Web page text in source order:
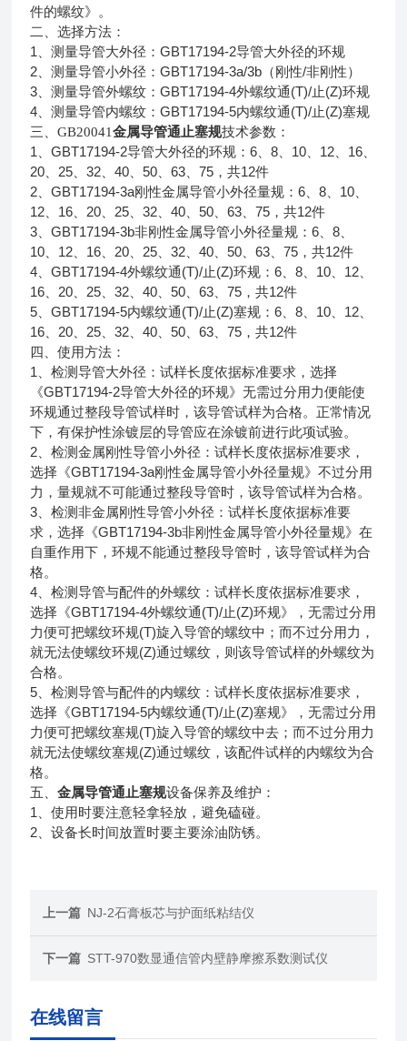
件的螺纹》。
二、选择方法：
1 、测量导管大外径：GBT17194-2导管大外径的环规
2 、测量导管小外径：GBT17194-3a/3b （刚性/非刚性）
3 、测量导管外螺纹：GBT17194-4外螺纹通(T)/止(Z)环规
4 、测量导管内螺纹：GBT17194-5内螺纹通(T)/止(Z)塞规
三、GB20041金属导管通止塞规技术参数：
1 、GBT17194-2导管大外径的环规：6 、8 10 12 16
20 25 、32 、40 、50 、63 、75 ，共12件
2 、GBT17194-3a刚性金属导管小外径量规：6 、8 10
12 16 20 25 、32 、40 、50 、63 、75 ，共12件
3 、GBT17194-3b非刚性金属导管小外径量规：6 、8
10 12 16 20 25 、32 、40 、50 、63 、75 ，共12件
4 、GBT17194-4外螺纹通(T)/止(Z)环规：6 、8 10 12
16 20 25 、32 、40 、50 、63 、75 ，共12件
5 、GBT17194-5内螺纹通(T)/止(Z)塞规：6 、8 10 12
16 20 25 、32 、40 、50 、63 、75 ，共12件
四、使用方法：
1 、检测导管大外径：试样长度依据标准要求，选择
《GBT17194-2导管大外径的环规》无需过分用力便能使
环规通过整段导管试样时，该导管试样为合格。正常情况
下，有保护性涂镀层的导管应在涂镀前进行此项试验。
2 、检测金属刚性导管小外径：试样长度依据标准要求，
选择《GBT17194-3a刚性金属导管小外径量规》不过分用
力，量规就不可能通过整段导管时，该导管试样为合格。
3 、检测非金属刚性导管小外径：试样长度依据标准要
求，选择《GBT17194-3b非刚性金属导管小外径量规》在
自重作用下，环规不能通过整段导管时，该导管试样为合
格。
4 、检测导管与配件的外螺纹：试样长度依据标准要求，
选择《GBT17194-4外螺纹通(T)/止(Z)环规》，无需过分用
力便可把螺纹环规(T)旋入导管的螺纹中；而不过分用力，
就无法使螺纹环规(Z)通过螺纹，则该导管试样的外螺纹为
合格。
5 、检测导管与配件的内螺纹：试样长度依据标准要求，
选择《GBT17194-5内螺纹通(T)/止(Z)塞规》，无需过分用
力便可把螺纹塞规(T)旋入导管的螺纹中去；而不过分用力
就无法使螺纹塞规(Z)通过螺纹，该配件试样的内螺纹为合
格。
五、金属导管通止塞规设备保养及维护：
1 、使用时要注意轻拿轻放，避免磕碰。
2 、设备长时间放置时要主要涂油防锈。
上一篇 NJ-2石膏板芯与护面纸粘结仪
下一篇 STT-970数显通信管内壁静摩擦系数测试仪
在线留言